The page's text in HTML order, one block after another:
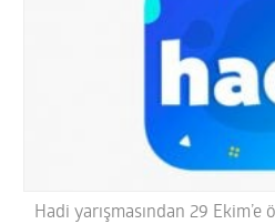
Hadi yarışmasından 29